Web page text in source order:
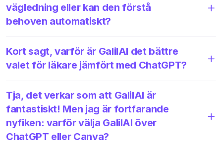
vägledning eller kan den förstå
behoven automatiskt?
Kort sagt, varför är GalilAI det bättre
valet för läkare jämfört med ChatGPT?
Tja, det verkar som att GalilAI är
fantastiskt! Men jag är fortfarande
nyfiken: varför välja GalilAI över
ChatGPT eller Canva?